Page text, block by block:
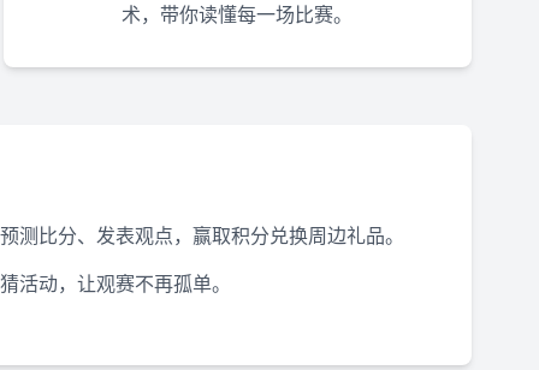
术，带你读懂每一场比赛。
测比分、发表观点，赢取积分兑换周边礼品。
活动，让观赛不再孤单。